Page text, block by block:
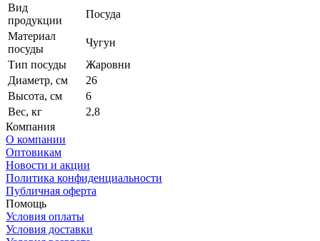
Вид
продукции
Посуда
Материал
посуды
Чугун
Тип посуды
Жаровни
Диаметр, см
26
Высота, см
6
Вес, кг
2,8
Компания
О компании
Оптовикам
Новости и акции
Политика конфиденциальности
Публичная оферта
Помощь
Условия оплаты
Условия доставки